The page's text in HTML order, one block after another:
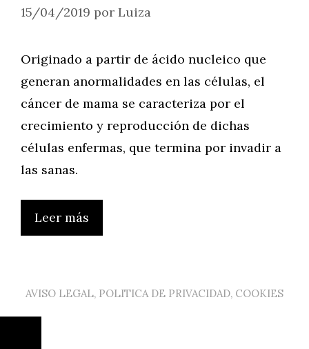
15/04/2019 por Luiza
Originado a partir de ácido nucleico que
generan anormalidades en las células, el
cáncer de mama se caracteriza por el
crecimiento y reproducción de dichas
células enfermas, que termina por invadir a
las sanas.
Leer más
AVISO LEGAL, POLITICA DE PRIVACIDAD, COOKIES